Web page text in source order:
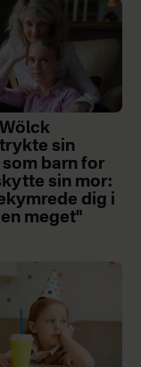
sin
barn for
sin mor:
dig i
meget"